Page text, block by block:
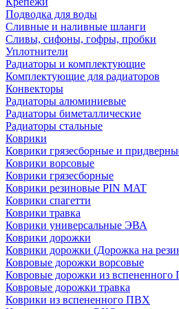
Подводка для воды
Сливные и наливные шланги
Сливы, сифоны, гофры, пробки
Уплотнители
Радиаторы и комплектующие
Комплектующие для радиаторов
Конвекторы
Радиаторы алюминиевые
Радиаторы биметаллические
Радиаторы стальные
Коврики
Коврики грязесборные и
Коврики ворсовые
Коврики грязесборные
Коврики резиновые PIN MAT
Коврики спагетти
Коврики травка
Коврики универсальные ЭВА
Коврики дорожки
Коврики дорожки (Дорожка на
Ковровые дорожки ворсовые
Ковровые дорожки из
Ковровые дорожки травка
Коврики из вспененного ПВХ